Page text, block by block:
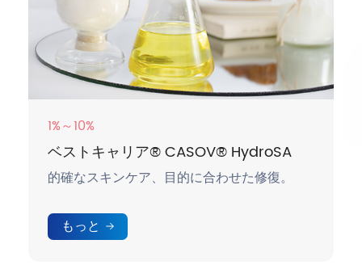
1%～10%
ベストキャリア® CASOV® HydroSA
的確なスキンケア、目的に合わせた修復。
もっと